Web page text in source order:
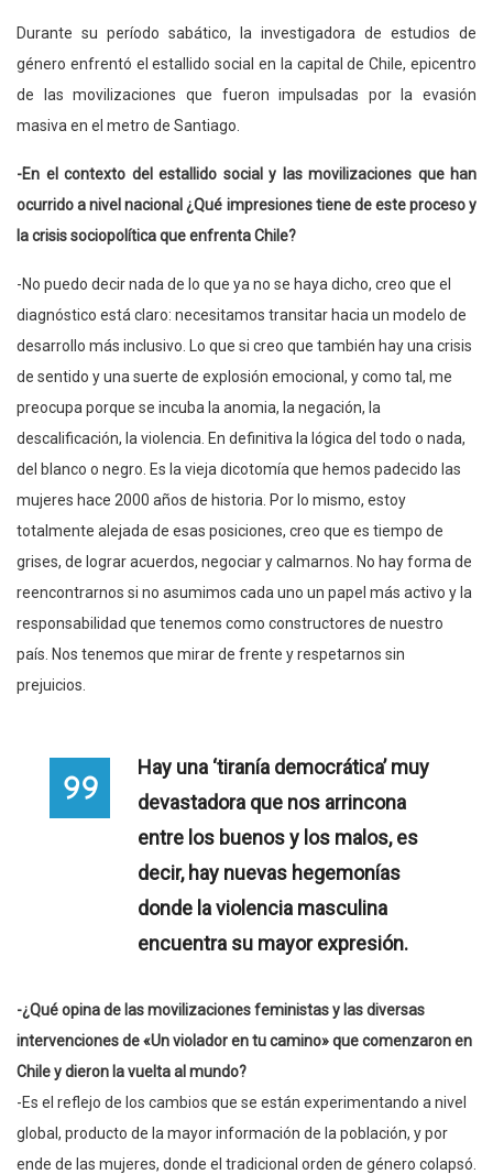
Durante su período sabático, la investigadora de estudios de
género enfrentó el estallido social en la capital de Chile, epicentro
de las movilizaciones que fueron impulsadas por la evasión
masiva en el metro de Santiago.
-En el contexto del estallido social y las movilizaciones que han
ocurrido a nivel nacional ¿Qué impresiones tiene de este proceso y
la crisis sociopolítica que enfrenta Chile?
-No puedo decir nada de lo que ya no se haya dicho, creo que el
diagnóstico está claro: necesitamos transitar hacia un modelo de
desarrollo más inclusivo. Lo que si creo que también hay una crisis
de sentido y una suerte de explosión emocional, y como tal, me
preocupa porque se incuba la anomia, la negación, la
descalificación, la violencia. En definitiva la lógica del todo o nada,
del blanco o negro. Es la vieja dicotomía que hemos padecido las
mujeres hace 2000 años de historia. Por lo mismo, estoy
totalmente alejada de esas posiciones, creo que es tiempo de
grises, de lograr acuerdos, negociar y calmarnos. No hay forma de
reencontrarnos si no asumimos cada uno un papel más activo y la
responsabilidad que tenemos como constructores de nuestro
país. Nos tenemos que mirar de frente y respetarnos sin
prejuicios.
Hay una ‘tiranía democrática’ muy
devastadora que nos arrincona
entre los buenos y los malos, es
decir, hay nuevas hegemonías
donde la violencia masculina
encuentra su mayor expresión.
-¿Qué opina de las movilizaciones feministas y las diversas
intervenciones de «Un violador en tu camino» que comenzaron en
Chile y dieron la vuelta al mundo?
-Es el reflejo de los cambios que se están experimentando a nivel
global, producto de la mayor información de la población, y por
ende de las mujeres, donde el tradicional orden de género colapsó.